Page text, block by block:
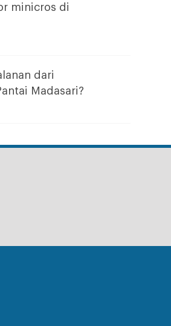
minicros di
dari
Madasari?